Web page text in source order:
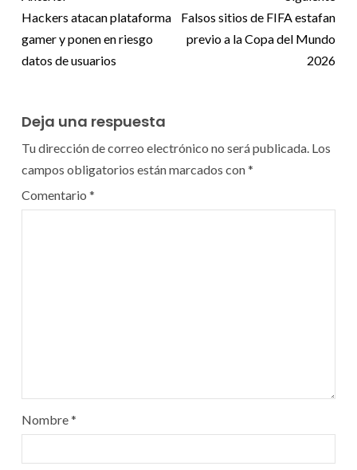
Hackers atacan plataforma
gamer y ponen en riesgo
datos de usuarios
Falsos sitios de FIFA estafan
previo a la Copa del Mundo
2026
Deja una respuesta
Tu dirección de correo electrónico no será publicada. Los
campos obligatorios están marcados con*
Comentario *
Nombre*